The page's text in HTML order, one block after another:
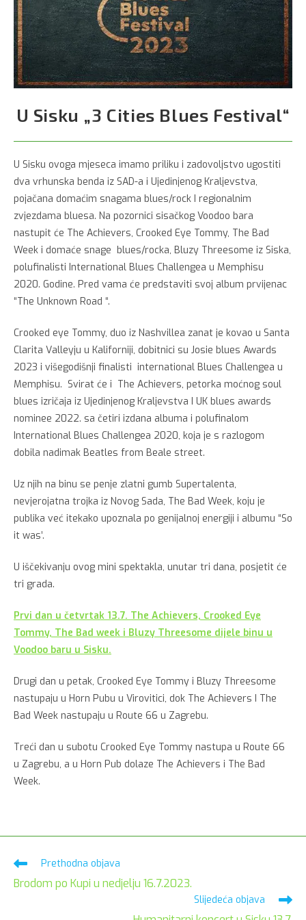
U Sisku „3 Cities Blues Festival“
U Sisku ovoga mjeseca imamo priliku i zadovoljstvo ugostiti
dva vrhunska benda iz SAD-a i Ujedinjenog Kraljevstva,
pojačana domaćim snagama blues/rock I regionalnim
zvjezdama bluesa. Na pozornici sisačkog Voodoo bara
nastupit će The Achievers, Crooked Eye Tommy, The Bad
Week i domaće snage blues/rocka, Bluzy Threesome iz Siska,
polufinalisti International Blues Challengea u Memphisu
2020. Godine. Pred vama će predstaviti svoj album prvijenac
“The Unknown Road “.
Crooked eye Tommy, duo iz Nashvillea zanat je kovao u Santa
Clarita Valleyju u Kaliforniji, dobitnici su Josie blues Awards
2023 i višegodišnji finalisti international Blues Challengea u
Memphisu. Svirat će i The Achievers, petorka moćnog soul
blues izričaja iz Ujedinjenog Kraljevstva I UK blues awards
nominee 2022. sa četiri izdana albuma i polufinalom
International Blues Challengea 2020, koja je s razlogom
dobila nadimak Beatles from Beale street.
Uz njih na binu se penje zlatni gumb Supertalenta,
nevjerojatna trojka iz Novog Sada, The Bad Week, koju je
publika već itekako upoznala po genijalnoj energiji i albumu “So
it was’.
U iščekivanju ovog mini spektakla, unutar tri dana, posjetit će
tri grada.
Prvi dan u četvrtak 13.7. The Achievers, Crooked Eye
Tommy, The Bad week i Bluzy Threesome dijele binu u
Voodoo baru u Sisku.
Drugi dan u petak, Crooked Eye Tommy i Bluzy Threesome
nastupaju u Horn Pubu u Virovitici, dok The Achievers I The
Bad Week nastupaju u Route 66 u Zagrebu.
Treći dan u subotu Crooked Eye Tommy nastupa u Route 66
u Zagrebu, a u Horn Pub dolaze The Achievers i The Bad
Week.
Pročitaj
članaka
Prethodna objava
Brodom po Kupi u nedjelju 16.7.2023.
Slijedeća objava